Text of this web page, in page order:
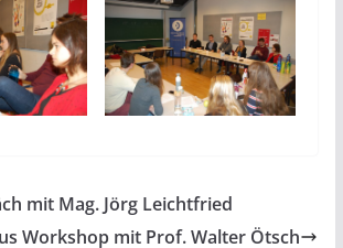
mit Mag. Jörg Leichtfried
Workshop mit Prof. Walter Ötsch